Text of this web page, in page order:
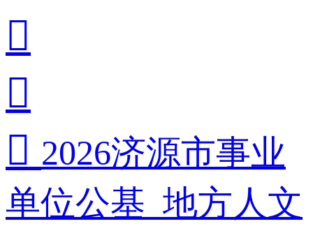


 2026济源市事业
单位公基_地方人文